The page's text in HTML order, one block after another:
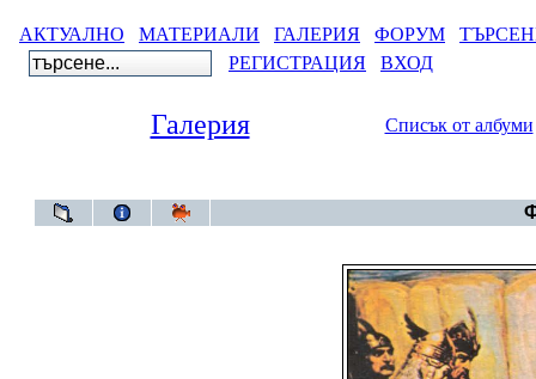
АКТУАЛНО МАТЕРИАЛИ ГАЛЕРИЯ ФОРУМ
РЕГИСТРАЦИЯ
ВХОД
Галерия Списък от албуми